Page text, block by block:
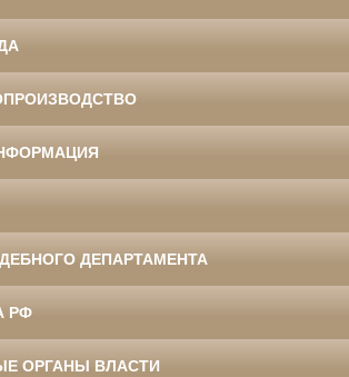
ДЕПАРТАМЕНТА
РФ
ОРГАНЫ ВЛАСТИ